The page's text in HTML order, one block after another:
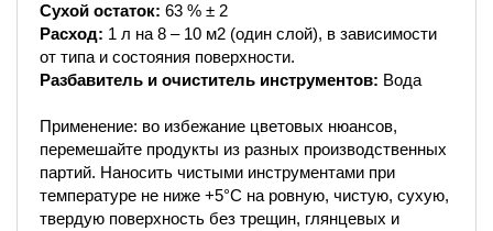
Сухой остаток: 63 % ± 2
Расход: 1 л на 8 – 10 м2 (один слой), в зависимости
от типа и состояния поверхности.
Разбавитель и очиститель инструментов: Вода
Применение: во избежание цветовых нюансов,
перемешайте продукты из разных производственных
партий. Наносить чистыми инструментами при
температуре не ниже +5°С на ровную, чистую, сухую,
твердую поверхность без трещин, глянцевых и